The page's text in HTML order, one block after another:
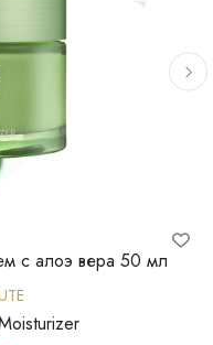
с алоэ вера 50 мл